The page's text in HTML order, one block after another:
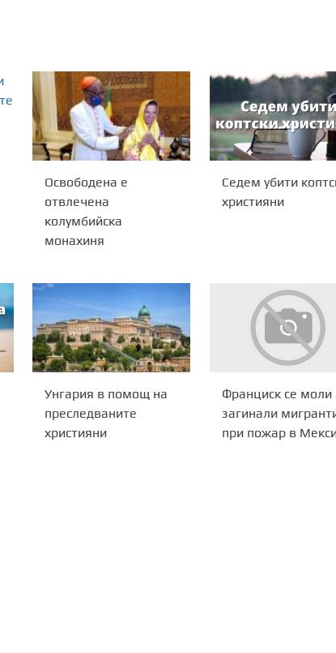
Освободена е
отвлечена
колумбийска
монахиня
Седем убити
християни
Унгария в помощ на
преследваните
християни
Франциск се моли
загинали
при пожар в